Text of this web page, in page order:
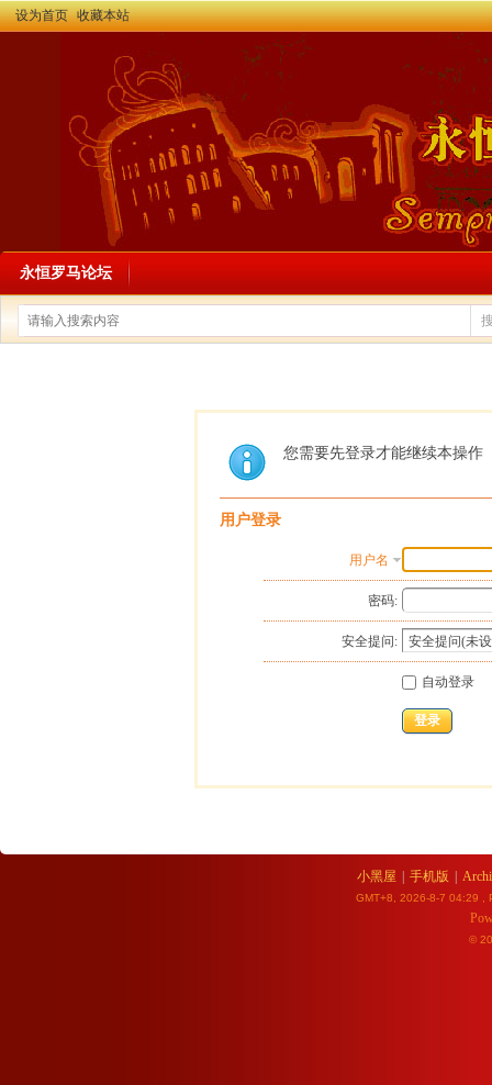
设为首页 收藏本站
永恒罗马论坛
您需要先登录才能继续本操作
用户登录
用户名
密码:
安全提问:
自动登录
登录
小黑屋 手机版
GMT+8, 2026-8-7 04:29 ,
©